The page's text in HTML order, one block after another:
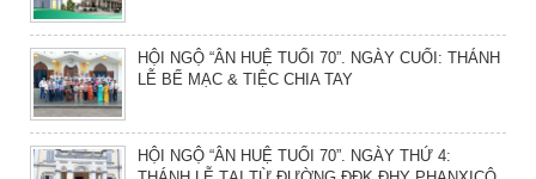
HỘI NGỘ “ÂN HUỆ TUỔI 70”. NGÀY CUỐI: THÁNH
LỄ BẾ MẠC & TIỆC CHIA TAY
HỘI NGỘ “ÂN HUỆ TUỔI 70”. NGÀY THỨ 4: